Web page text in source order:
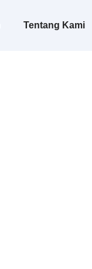
Tentang Kami